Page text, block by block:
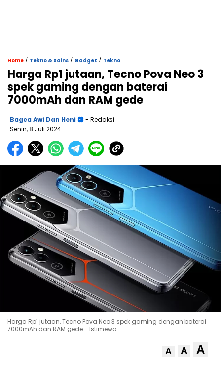
Home / Tekno & Sains / Gadget / Tekno
Harga Rp1 jutaan, Tecno Pova Neo 3
spek gaming dengan baterai
7000mAh dan RAM gede
Bagea Awi Dan Heni
- Redaksi
Senin, 8 Juli 2024
Harga Rp1 jutaan, Tecno Pova Neo 3 spek gaming dengan baterai
7000mAh dan RAM gede - Istimewa
A A A